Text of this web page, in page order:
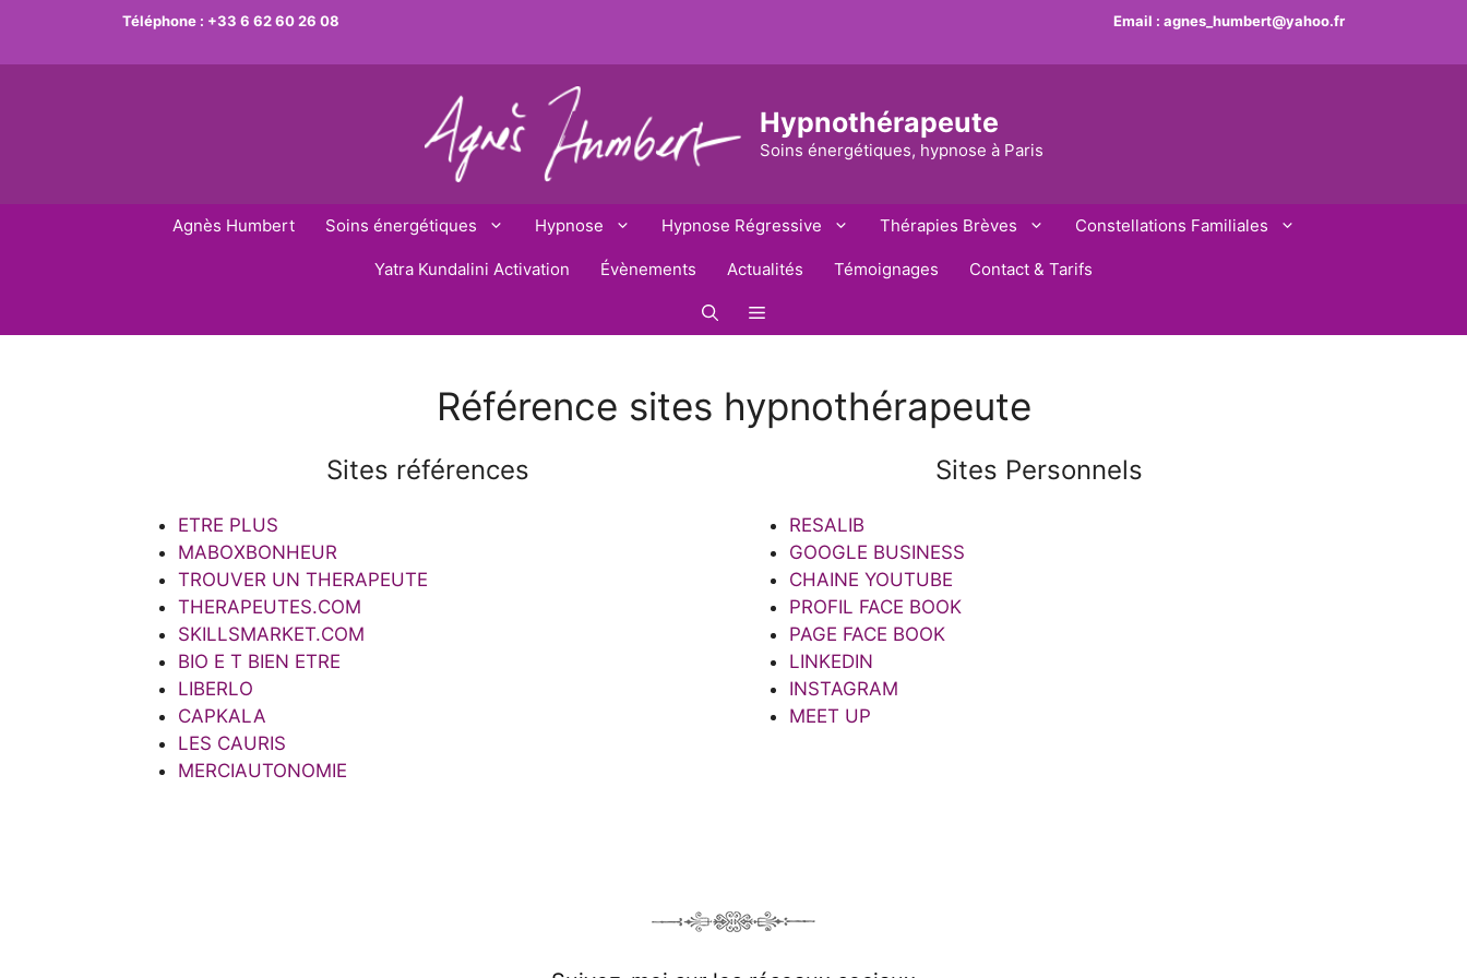
contenu
Email : agnes_humbert@yahoo.fr
Téléphone : +33 6 62 60 26 08
Hypnothérapeute
Soins énergétiques, hypnose à Paris
Agnès Humbert Soins énergétiques Hypnose Hypnose Régressive Thérapies Brèves Constellations Familiales
Yatra Kundalini Activation Évènements Actualités Témoignages Contact & Tarifs
Référence sites hypnothérapeute
Sites références
ETRE PLUS
MABOXBONHEUR
TROUVER UN THERAPEUTE
THERAPEUTES.COM
SKILLSMARKET.COM
BIO E T BIEN ETRE
LIBERLO
CAPKALA
LES CAURIS
MERCIAUTONOMIE
Sites Personnels
RESALIB
GOOGLE BUSINESS
CHAINE YOUTUBE
PROFIL FACE BOOK
PAGE FACE BOOK
LINKEDIN
INSTAGRAM
MEET UP